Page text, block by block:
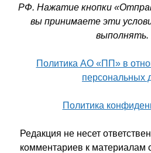
РФ. Нажатие кнопки
вы принимаете эти
выполнять.
Политика АО «ПП» в
персональных
Политика
Редакция не несет
комментариев к материалам